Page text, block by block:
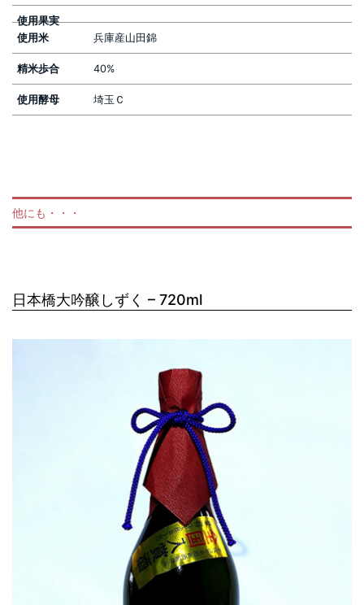
使用果実
使用米
兵庫産山田錦
精米歩合 40%
使用酵母 埼玉Ｃ
他にも・・・
日本橋大吟醸しずく – 720ml